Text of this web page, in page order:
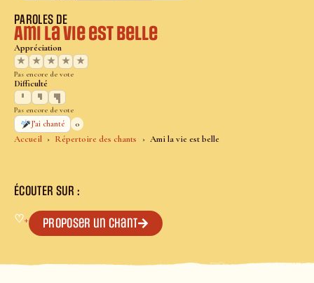
Accueil Répertoire des chants Ami la vie est belle
PAROLES DE
Ami la vie est belle
Appréciation
★
★ ★ ★ ★
Pas encore de vote
Difficulté
Pas encore de vote
J’ai chanté
0
ÉCOUTER SUR :
♡+ Proposer un chant